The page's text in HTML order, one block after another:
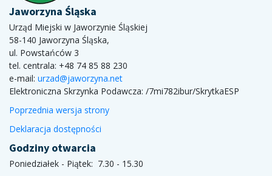
Jaworzyna Śląska
Urząd Miejski w Jaworzynie Śląskiej
58-140 Jaworzyna Śląska,
ul. Powstańców 3
tel. centrala: +48 74 85 88 230
e-mail: urzad@jaworzyna.net
Elektroniczna Skrzynka Podawcza: /7mi782ibur/SkrytkaESP
Poprzednia wersja strony
Deklaracja dostępności
Godziny otwarcia
Poniedziałek - Piątek: 7.30 - 15.30